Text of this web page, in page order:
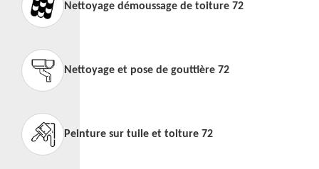
Nettoyage démoussage de toiture 72
Nettoyage et pose de gouttière 72
Peinture sur tuile et toiture 72